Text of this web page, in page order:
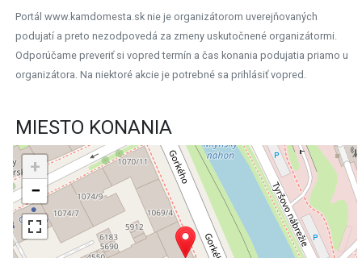
Portál www.kamdomesta.sk nie je organizátorom uverejňovaných
podujatí a preto nezodpovedá za zmeny uskutočnené organizátormi.
Odporúčame preveriť si vopred termín a čas konania podujatia priamo u
organizátora. Na niektoré akcie je potrebné sa prihlásiť vopred.
MIESTO KONANIA
+
−